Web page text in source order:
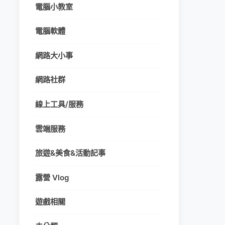
電腦小教室
電腦軟體
網路大小事
網路社群
線上工具/服務
雲端服務
旅遊&美食&活動記事
露營 Vlog
遊戲相關